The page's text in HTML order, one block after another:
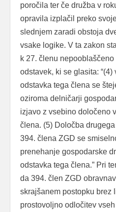
poročila ter če družba v
opravila izplačil preko
slednjem zaradi obstoja
vsake logike. V ta zakon
k 27. členu
odstavek, ki se glasita: “(4)
odstavka tega člena se
oziroma delničarji
izjavo z vsebino določeno
člena. (5) Določba
394. člena ZGD se
prenehanje gospodarske
odstavka tega člena.” Pri
da 394. člen ZGD
skrajšanem postopku brez
prostovoljno odločitev